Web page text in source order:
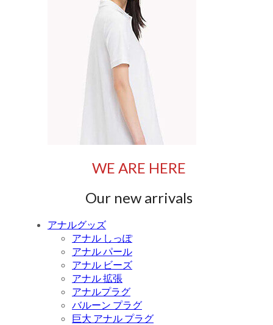
WE ARE HERE
Our new arrivals
アナルグッズ
アナル しっぽ
アナル パール
アナル ビーズ
アナル 拡張
アナルプラグ
バルーン プラグ
巨大 アナル プラグ